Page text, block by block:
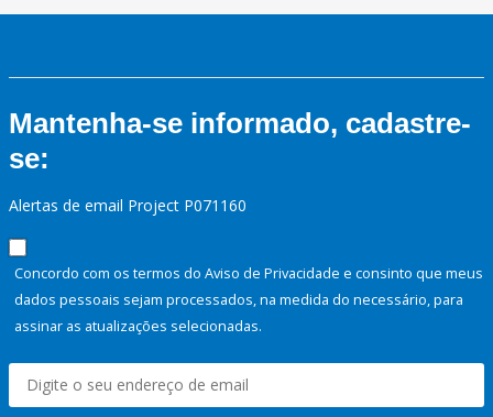
Mantenha-se informado, cadastre-
se:
Alertas de email Project P071160
Concordo com os termos do Aviso de Privacidade e consinto que meus
dados pessoais sejam processados, na medida do necessário, para
assinar as atualizações selecionadas.